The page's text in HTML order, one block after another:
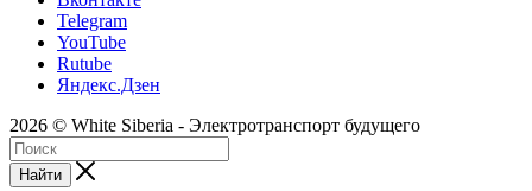
Telegram
YouTube
Rutube
Яндекс.Дзен
2026 © White Siberia - Электротранспорт будущего
Найти